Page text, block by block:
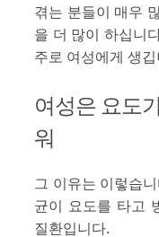
겪는 분들이 매우
을 더 많이 하십니
주로 여성에게 생깁
여성은 요도
워
그 이유는 이렇습
균이 요도를 타고
질환입니다.